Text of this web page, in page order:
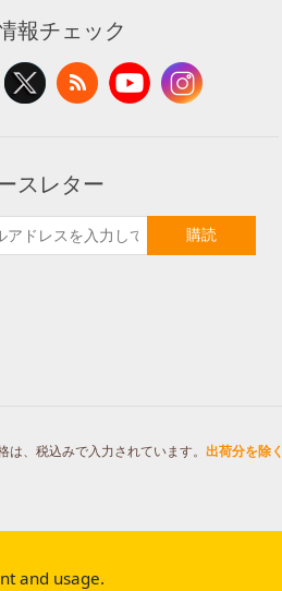
報チェック
スレター
購読
は、税込みで入力されています。 出荷分を除く
and usage.